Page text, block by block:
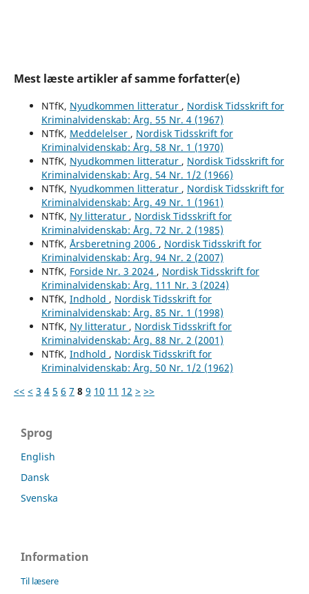
Mest læste artikler af samme forfatter(e)
NTfK, Nyudkommen litteratur , Nordisk Tidsskrift for
Kriminalvidenskab: Årg. 55 Nr. 4 (1967)
NTfK, Meddelelser , Nordisk Tidsskrift for
Kriminalvidenskab: Årg. 58 Nr. 1 (1970)
NTfK, Nyudkommen litteratur , Nordisk Tidsskrift for
Kriminalvidenskab: Årg. 54 Nr. 1/2 (1966)
NTfK, Nyudkommen litteratur , Nordisk Tidsskrift for
Kriminalvidenskab: Årg. 49 Nr. 1 (1961)
NTfK, Ny litteratur , Nordisk Tidsskrift for
Kriminalvidenskab: Årg. 72 Nr. 2 (1985)
NTfK, Årsberetning 2006 , Nordisk Tidsskrift for
Kriminalvidenskab: Årg. 94 Nr. 2 (2007)
NTfK, Forside Nr. 3 2024 , Nordisk Tidsskrift for
Kriminalvidenskab: Årg. 111 Nr. 3 (2024)
NTfK, Indhold , Nordisk Tidsskrift for
Kriminalvidenskab: Årg. 85 Nr. 1 (1998)
NTfK, Ny litteratur , Nordisk Tidsskrift for
Kriminalvidenskab: Årg. 88 Nr. 2 (2001)
NTfK, Indhold , Nordisk Tidsskrift for
Kriminalvidenskab: Årg. 50 Nr. 1/2 (1962)
<< < 3 4 5 6 7 8 9 10 11 12 > >>
Sprog
English
Dansk
Svenska
Information
Til læsere